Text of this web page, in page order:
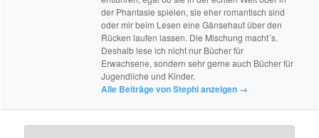
der Phantasie spielen, sie eher romantisch sind
oder mir beim Lesen eine Gänsehaut über den
Rücken laufen lassen. Die Mischung macht´s.
Deshalb lese ich nicht nur Bücher für
Erwachsene, sondern sehr gerne auch Bücher für
Jugendliche und Kinder.
Alle Beiträge von Stephi anzeigen →